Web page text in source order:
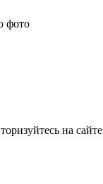
фото
на сайте